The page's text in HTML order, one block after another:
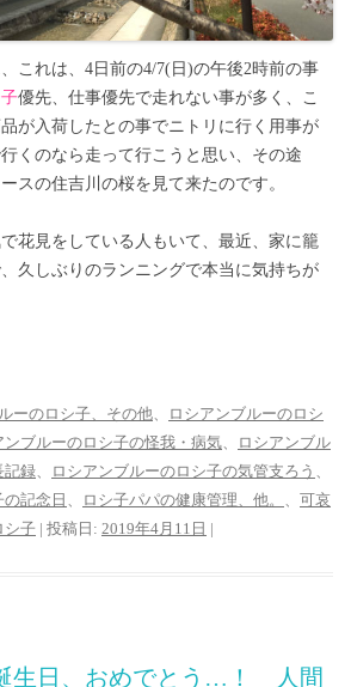
これは、4日前の4/7(日)の午後2時前の事
優先、仕事優先で走れない事が多く、こ
が入荷したとの事でニトリに行く用事が
くのなら走って行こうと思い、その途
スの住吉川の桜を見て来たのです。
花見をしている人もいて、最近、家に籠
久しぶりのランニングで本当に気持ちが
ーのロシ子、その他、
ロシアンブルーのロシ
ンブルーのロシ子の怪我・病気、
ロシアンブル
記録、 ロシアンブルーのロシ子の気管支ろう 、
記念日 、 ロシ子パパの健康管理、他。 、 可哀
シ子 | 投稿日: 2019年4月11日 |
生日、おめでとう…！ 人間